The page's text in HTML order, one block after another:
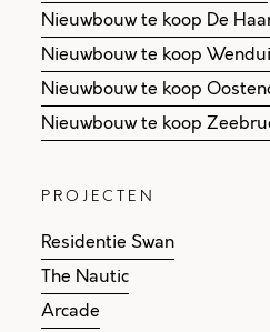
Nieuwbouw te koop De
Nieuwbouw te koop
Nieuwbouw te koop
Nieuwbouw te koop
PROJECTEN
Residentie Swan
The Nautic
Arcade